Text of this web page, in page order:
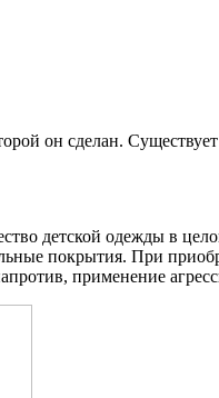
он сделан.
детской одежды в
покрытия. При
применение